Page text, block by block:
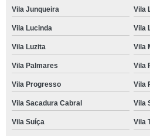
Vila Junqueira Vila
Vila Lucinda Vila
Vila Luzita Vila
Vila Palmares Vila
Vila Progresso Vila
Vila Sacadura Cabral Vila
Vila Suíça Vila